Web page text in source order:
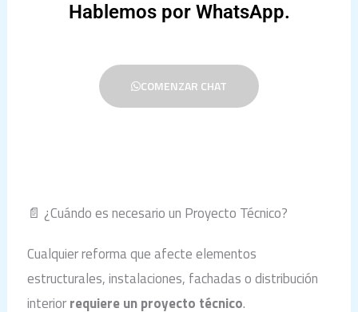
Hablemos por WhatsApp.
COMENZAR CHAT
📄 ¿Cuándo es necesario un Proyecto Técnico?
Cualquier reforma que afecte elementos
estructurales, instalaciones, fachadas o distribución
interiorrequiere un proyecto técnico.